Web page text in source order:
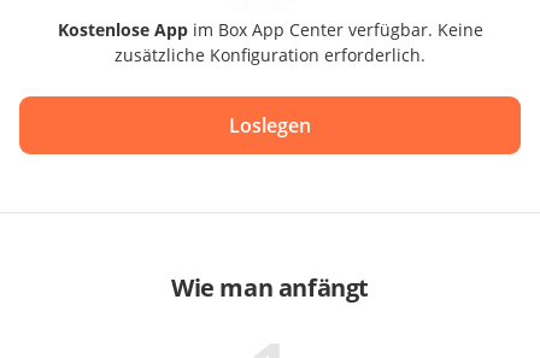
Kostenlose Appim Box App Center verfügbar. Keine
zusätzliche Konfiguration erforderlich.
Loslegen
Wie man anfängt